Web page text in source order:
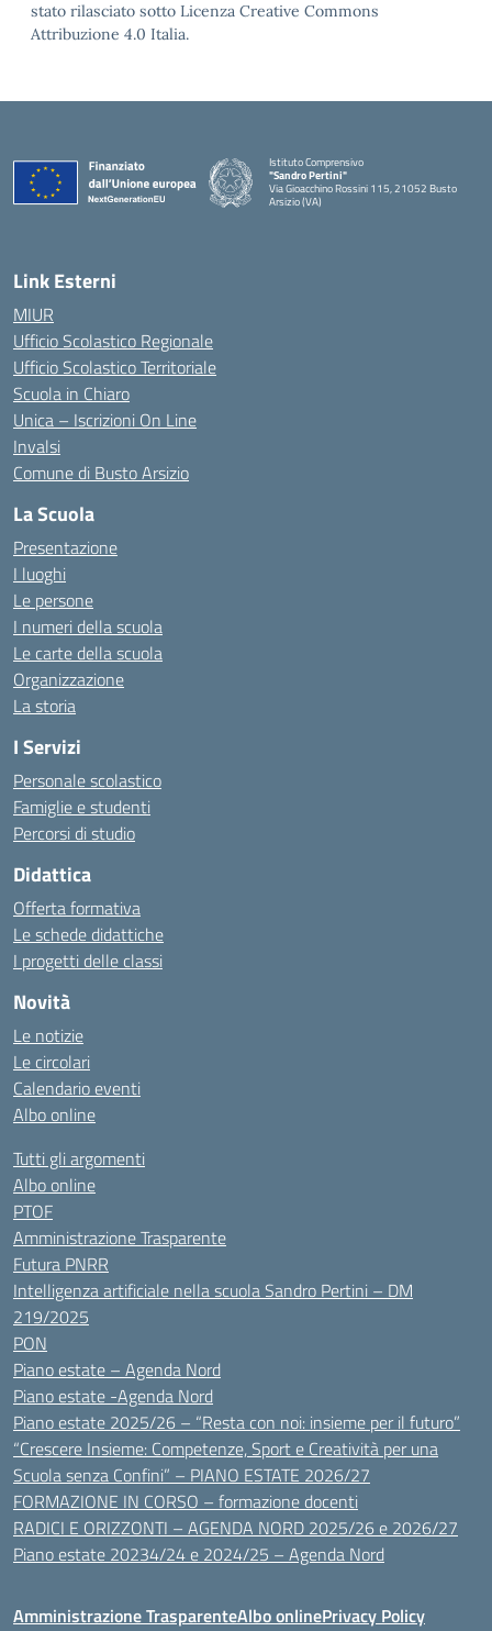
stato rilasciato sotto Licenza Creative Commons
Attribuzione 4.0 Italia.
Istituto Comprensivo
"Sandro Pertini"
Via Gioacchino Rossini 115, 21052 Busto
Arsizio (VA)
Link Esterni
MIUR
Ufficio Scolastico Regionale
Ufficio Scolastico Territoriale
Scuola in Chiaro
Unica – Iscrizioni On Line
Invalsi
Comune di Busto Arsizio
La Scuola
Presentazione
I luoghi
Le persone
I numeri della scuola
Le carte della scuola
Organizzazione
La storia
I Servizi
Personale scolastico
Famiglie e studenti
Percorsi di studio
Didattica
Offerta formativa
Le schede didattiche
I progetti delle classi
Novità
Le notizie
Le circolari
Calendario eventi
Albo online
Tutti gli argomenti
Albo online
PTOF
Amministrazione Trasparente
Futura PNRR
Intelligenza artificiale nella scuola Sandro Pertini – DM
219/2025
PON
Piano estate – Agenda Nord
Piano estate -Agenda Nord
Piano estate 2025/26 – “Resta con noi: insieme per il futuro”
“Crescere Insieme: Competenze, Sport e Creatività per una
Scuola senza Confini” – PIANO ESTATE 2026/27
FORMAZIONE IN CORSO – formazione docenti
RADICI E ORIZZONTI – AGENDA NORD 2025/26 e 2026/27
Piano estate 20234/24 e 2024/25 – Agenda Nord
Amministrazione TrasparenteAlbo onlinePrivacy Policy